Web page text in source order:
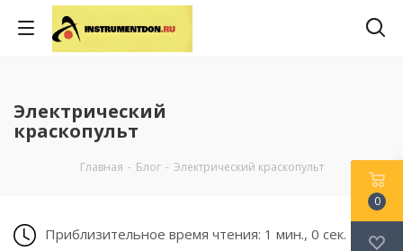
Электрический
краскопульт
Главная - Блог - Электрический краскопульт
Приблизительное время чтения: 1 мин., 0 сек.
0